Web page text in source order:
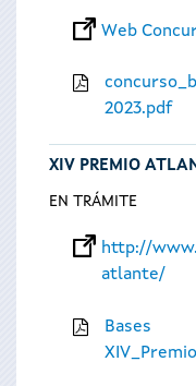
Web
2023.pdf
XIV PREMIO
EN TRÁMITE
http://
atlante/
Bases